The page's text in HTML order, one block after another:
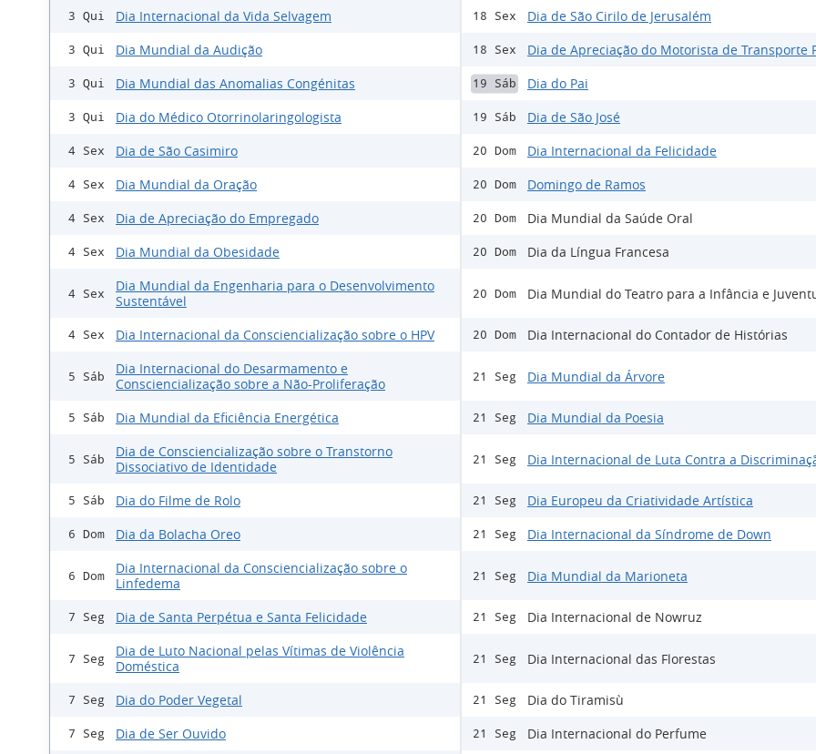
3 Qui Dia Internacional da Vida Selvagem
3 Qui Dia Mundial da Audição
3 Qui Dia Mundial das Anomalias Congénitas
3 Qui Dia do Médico Otorrinolaringologista
4 Sex Dia de São Casimiro
4 Sex Dia Mundial da Oração
4 Sex Dia de Apreciação do Empregado
4 Sex Dia Mundial da Obesidade
4 Sex
Dia Mundial da Engenharia para o Desenvolvimento
Sustentável
4 Sex Dia Internacional da Consciencialização sobre o HPV
5 Sáb
Dia Internacional do Desarmamento e
Consciencialização sobre a Não-Proliferação
5 Sáb Dia Mundial da Eficiência Energética
5 Sáb
Dia de Consciencialização sobre o Transtorno
Dissociativo de Identidade
5 Sáb Dia do Filme de Rolo
6 Dom Dia da Bolacha Oreo
6 Dom
Dia Internacional da Consciencialização sobre o
Linfedema
7 Seg Dia de Santa Perpétua e Santa Felicidade
7 Seg
Dia de Luto Nacional pelas Vítimas de Violência
Doméstica
7 Seg Dia do Poder Vegetal
7 Seg Dia de Ser Ouvido
18 Sex Dia de São Cirilo de Jerusalém
18 Sex Dia de Apreciação do Motorista de Transporte
19 Sáb Dia do Pai
19 Sáb Dia de São José
20 Dom Dia Internacional da Felicidade
20 Dom Domingo de Ramos
20 Dom Dia Mundial da Saúde Oral
20 Dom Dia da Língua Francesa
20 Dom Dia Mundial do Teatro para a Infância e
20 Dom Dia Internacional do Contador de Histórias
21 Seg Dia Mundial da Árvore
21 Seg Dia Mundial da Poesia
21 Seg Dia Internacional de Luta Contra a
21 Seg Dia Europeu da Criatividade Artística
21 Seg Dia Internacional da Síndrome de Down
21 Seg Dia Mundial da Marioneta
21 Seg Dia Internacional de Nowruz
21 Seg Dia Internacional das Florestas
21 Seg Dia do Tiramisù
21 Seg Dia Internacional do Perfume